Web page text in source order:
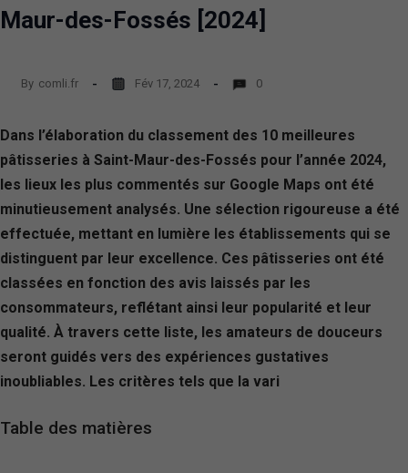
Maur-des-Fossés [2024]
By comli.fr Fév 17, 2024 0
Dans l’élaboration du classement des 10 meilleures
pâtisseries à Saint-Maur-des-Fossés pour l’année 2024,
les lieux les plus commentés sur Google Maps ont été
minutieusement analysés. Une sélection rigoureuse a été
effectuée, mettant en lumière les établissements qui se
distinguent par leur excellence. Ces pâtisseries ont été
classées en fonction des avis laissés par les
consommateurs, reflétant ainsi leur popularité et leur
qualité. À travers cette liste, les amateurs de douceurs
seront guidés vers des expériences gustatives
inoubliables. Les critères tels que la vari
Table des matières